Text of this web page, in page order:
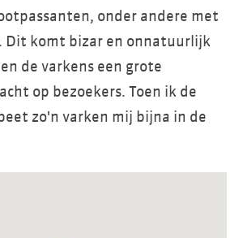
onder andere met
Dit komt bizar en onnatuurlijk
de varkens een grote
op bezoekers. Toen ik de
zo'n varken mij bijna in de